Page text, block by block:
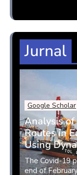
Jurnal
Google Scholar
Analysis of
Routes in
Using
The Covid-19
end of